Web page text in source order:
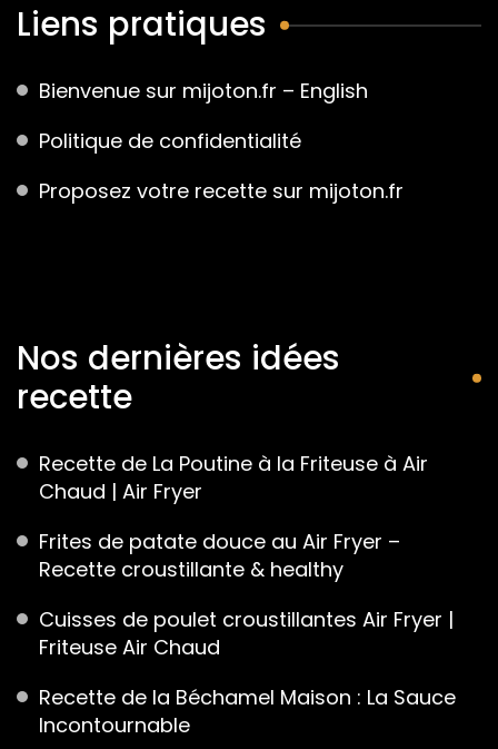
Liens pratiques
Bienvenue sur mijoton.fr – English
Politique de confidentialité
Proposez votre recette sur mijoton.fr
Nos dernières idées
recette
Recette de La Poutine à la Friteuse à Air
Chaud | Air Fryer
Frites de patate douce au Air Fryer –
Recette croustillante & healthy
Cuisses de poulet croustillantes Air Fryer |
Friteuse Air Chaud
Recette de la Béchamel Maison : La Sauce
Incontournable